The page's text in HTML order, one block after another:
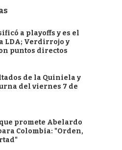
a playoffs y es el
LDA; Verdirrojo y
puntos directos
de la Quiniela y
del viernes 7 de
promete Abelardo
Colombia: "Orden,